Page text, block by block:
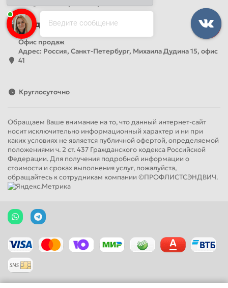
Наш адрес
Офис продаж
Адрес: Россия, Санкт-Петербург, Михаила Дудина 15, офис
41
Круглосуточно
Обращаем Ваше внимание на то, что данный интернет-сайт
носит исключительно информационный характер и ни при
каких условиях не является публичной офертой, определяемой
положениями ч. 2 ст. 437 Гражданского кодекса Российской
Федерации. Для получения подробной информации о
стоимости и сроках выполнения услуг, пожалуйста,
обращайтесь к сотрудникам компании ©ПРОФЛИСТСЭНДВИЧ.
Введите сообщение